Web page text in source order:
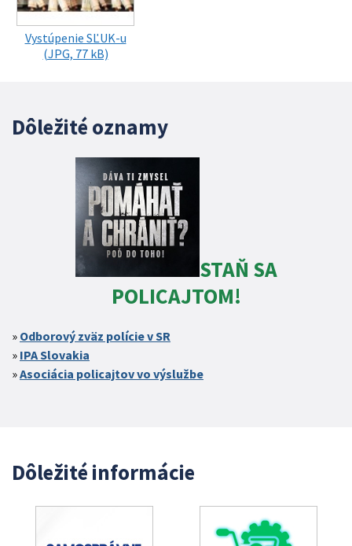
Vystúpenie SĽUK-u
(JPG, 77 kB)
Dôležité oznamy
STAŇ SA
POLICAJTOM!
Odborový zväz polície v SR
IPA Slovakia
Asociácia policajtov vo výslužbe
Dôležité informácie